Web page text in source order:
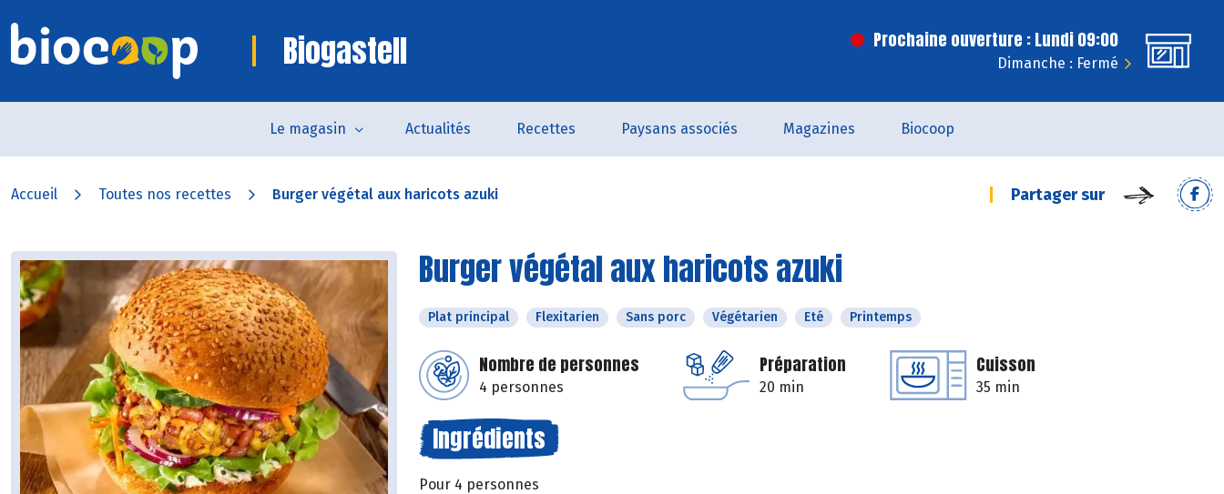
Biogastell Prochaine ouverture : Lundi 09:00
Dimanche : Fermé
Le magasin Actualités Recettes Paysans associés Magazines Biocoop
Accueil Toutes nos recettes Burger végétal aux haricots azuki Partager sur
Burger végétal aux haricots azuki
Plat principal Flexitarien Sans porc Végétarien Eté Printemps
Nombre de personnes
4 personnes
Préparation
20 min
Cuisson
35 min
Ingrédients
Pour 4 personnes